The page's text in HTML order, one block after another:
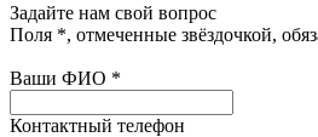
Задайте нам свой вопрос
Поля *, отмеченные звёздочкой,
Ваши ФИО *
Контактный телефон